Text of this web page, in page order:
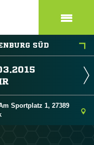
SÜD
Sportplatz 1, 27389